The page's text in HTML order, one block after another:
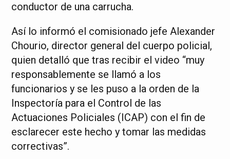
conductor de una carrucha.
Así lo informó el comisionado jefe Alexander
Chourio, director general del cuerpo policial,
quien detalló que tras recibir el video “muy
responsablemente se llamó a los
funcionarios y se les puso a la orden de la
Inspectoría para el Control de las
Actuaciones Policiales (ICAP) con el fin de
esclarecer este hecho y tomar las medidas
correctivas”.